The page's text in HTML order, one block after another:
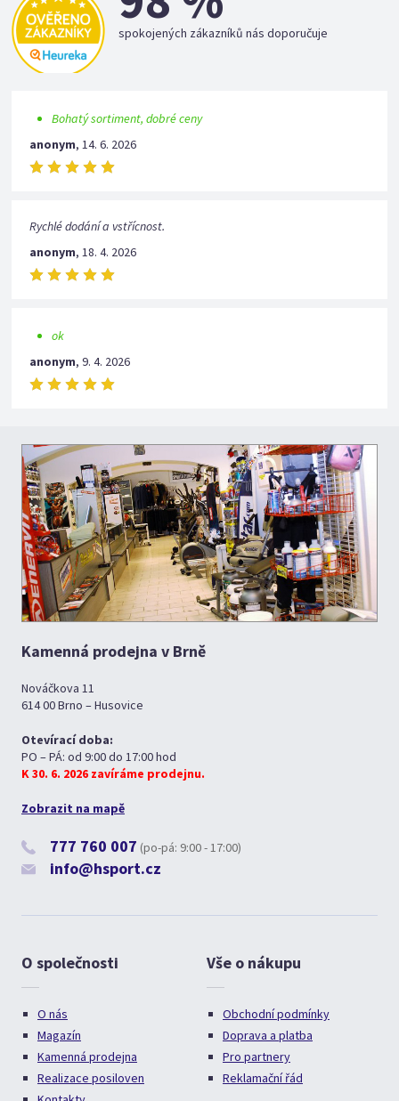
spokojených zákazníků nás doporučuje
Bohatý sortiment, dobré ceny
anonym,14. 6. 2026
Rychlé dodání a vstřícnost.
anonym,18. 4. 2026
ok
anonym,9. 4. 2026
Kamenná prodejna v Brně
Nováčkova 11
614 00 Brno – Husovice
Otevírací doba:
PO – PÁ: od 9:00 do 17:00 hod
K 30. 6. 2026 zavíráme prodejnu.
Zobrazit na mapě
777 760 007 (po-pá: 9:00 - 17:00)
info@hsport.cz
O společnosti
O nás
Magazín
Kamenná prodejna
Realizace posiloven
Vše o nákupu
Obchodní podmínky
Doprava a platba
Pro partnery
Reklamační řád